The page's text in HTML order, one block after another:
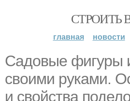
СТРОИТЬ
главная новости
Садовые фигуры
своими руками.
и свойства